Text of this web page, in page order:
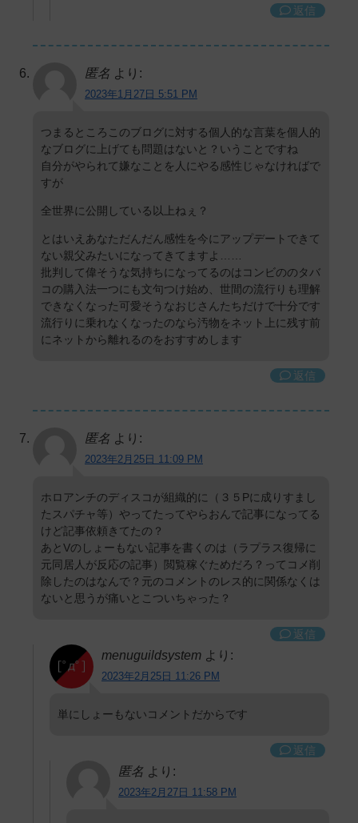
返信
匿名 より:
2023年1月27日 5:51 PM
つまるところこのブログに対する個人的な言葉を個人的
なブログに上げても問題はないと？いうことですね
自分がやられて嫌なことを人にやる感性じゃなければで
すが
全世界に公開している以上ねぇ？
とはいえあなただんだん感性を今にアップデートできて
ない親父みたいになってきてますよ……
批判して偉そうな気持ちになってるのはコンビののタバ
コの購入法一つにも文句つけ始め、世間の流行りも理解
できなくなった可愛そうなおじさんたちだけで十分です
流行りに乗れなくなったのなら汚物をネット上に残す前
にネットから離れるのをおすすめします
返信
匿名 より:
2023年2月25日 11:09 PM
ホロアンチのディスコが組織的に（３５Pに成りすまし
たスパチャ等）やってたってやらおんで記事になってる
けど記事依頼きてたの？
あとVのしょーもない記事を書くのは（ラプラス復帰に
元同居人が反応の記事）閲覧稼ぐためだろ？ってコメ削
除したのはなんで？元のコメントのレス的に関係なくは
ないと思うが痛いとこついちゃった？
返信
menuguildsystem より:
2023年2月25日 11:26 PM
単にしょーもないコメントだからです
返信
匿名 より:
2023年2月27日 11:58 PM